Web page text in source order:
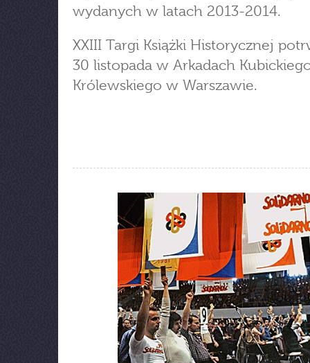
wydanych w latach 2013-2014.
XXIII Targi Książki Historycznej
30 listopada w Arkadach
Królewskiego w Warszawie.